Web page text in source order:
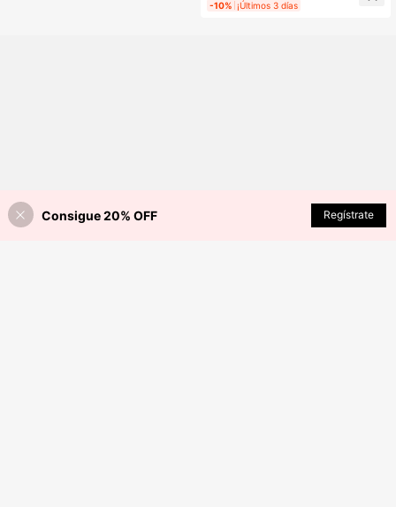
-10% ¡Últimos 3 días
¡5% DE DESCUENTO! AÑADIR A LA BOLSA
Consigue 20% OFF Regístrate